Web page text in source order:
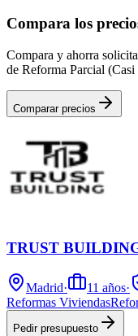
Compara los
Compara y ahorra
de Reforma Parcial
Comparar precios
TRUST
Madrid· 11 años·
Reformas Viviendas
Pedir presupuesto